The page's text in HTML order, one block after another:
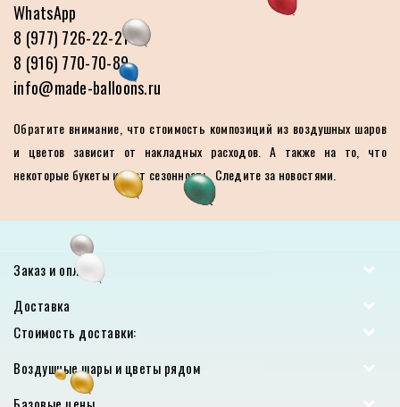
WhatsApp
8 (977) 726-22-21
8 (916) 770-70-89
info@made-balloons.ru
Обратите внимание, что стоимость композиций из воздушных шаров
и цветов зависит от накладных расходов. А также на то, что
некоторые букеты имеют сезонность. Следите за новостями.
Заказ и оплата
Доставка
Стоимость доставки:
Воздушные шары и цветы рядом